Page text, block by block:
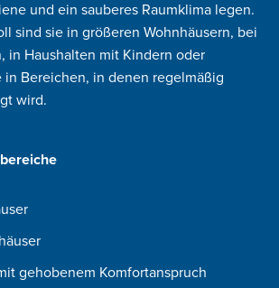
und ein sauberes Raumklima legen.
sind sie in größeren Wohnhäusern, bei
in Haushalten mit Kindern oder
in Bereichen, in denen regelmäßig
wird.
gehobenem Komfortanspruch